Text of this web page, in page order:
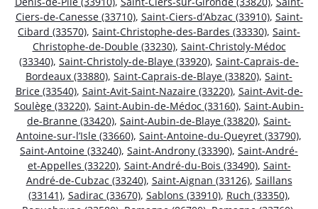
Ciers-de-Canesse (33710), Saint-Ciers-d’Abzac (33910), Saint-
Cibard (33570), Saint-Christophe-des-Bardes (33330), Saint-
Christophe-de-Double (33230), Saint-Christoly-Médoc
(33340), Saint-Christoly-de-Blaye (33920), Saint-Caprais-de-
Bordeaux (33880), Saint-Caprais-de-Blaye (33820), Saint-
Brice (33540), Saint-Avit-Saint-Nazaire (33220), Saint-Avit-de-
Soulège (33220), Saint-Aubin-de-Médoc (33160), Saint-Aubin-
de-Branne (33420), Saint-Aubin-de-Blaye (33820), Saint-
Antoine-sur-l’Isle (33660), Saint-Antoine-du-Queyret (33790),
Saint-Antoine (33240), Saint-Androny (33390), Saint-André-
et-Appelles (33220), Saint-André-du-Bois (33490), Saint-
André-de-Cubzac (33240), Saint-Aignan (33126), Saillans
(33141), Sadirac (33670), Sablons (33910), Ruch (33350),